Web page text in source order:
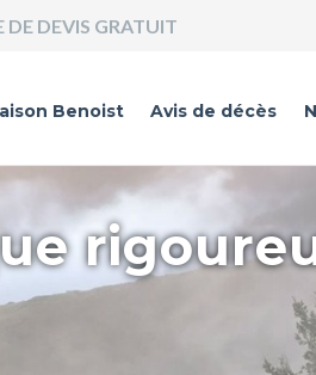
DE DEVIS GRATUIT
Benoist Avis de décès